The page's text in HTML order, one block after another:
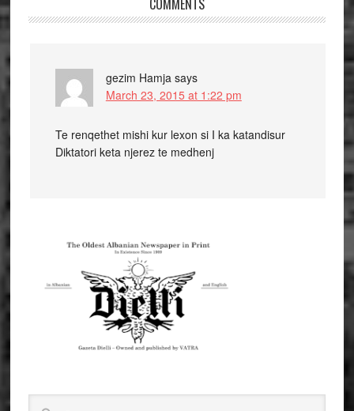
COMMENTS
gezim Hamja says
March 23, 2015 at 1:22 pm
Te renqethet mishi kur lexon si I ka katandisur
Diktatori keta njerez te medhenj